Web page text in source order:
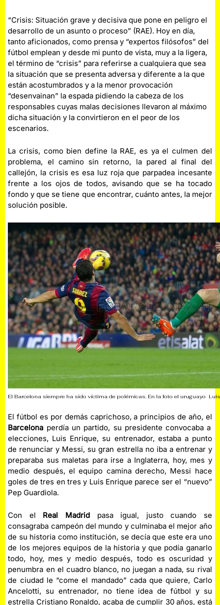
“Crisis: Situación grave y decisiva que pone en peligro el
desarrollo de un asunto o proceso” (RAE). Hoy en día,
tanto aficionados, como prensa y “expertos filósofos” del
fútbol emplean y desde mi punto de vista, muy a la ligera,
el término de “crisis” para referirse a cualquiera que sea
la situación que se presenta adversa y diferente a la que
están acostumbrados y a la menor provocación
“desenvainan” la espada pidiendo la cabeza de los
responsables cuyas malas decisiones llevaron al máximo
dicha situación y la convirtieron en el peor de los
escenarios.
La crisis, como bien define la RAE, es ya el culmen del
problema, el camino sin retorno, la pared al final del
callejón, la crisis es esa luz roja que parpadea incesante
frente a los ojos de todos, avisando que se ha tocado
fondo y que se tiene que encontrar, cuánto antes, la mejor
solución posible.
El Barcelona siempre ha sido víctima de polémicas. En la foto el uruguayo
El fútbol es por demás caprichoso, a principios de año, el
Barcelona perdía un partido, su presidente convocaba a
elecciones, Luis Enrique, su entrenador, estaba a punto
de renunciar y Messi, su gran estrella no iba a entrenar y
preparaba sus maletas para irse a Inglaterra, hoy, mes y
medio después, el equipo camina derecho, Messi hace
goles de tres en tres y Luis Enrique parece ser el “nuevo”
Pep Guardiola.
Con el Real Madrid pasa igual, justo cuando se
consagraba campeón del mundo y culminaba el mejor año
de su historia como institución, se decía que este era uno
de los mejores equipos de la historia y que podía ganarlo
todo, hoy, mes y medio después, todo es oscuridad y
penumbra en el cuadro blanco, no juegan a nada, su rival
de ciudad le “come el mandado” cada que quiere, Carlo
Ancelotti, su entrenador, no tiene idea de fútbol y su
estrella Cristiano Ronaldo, acaba de cumplir 30 años, está